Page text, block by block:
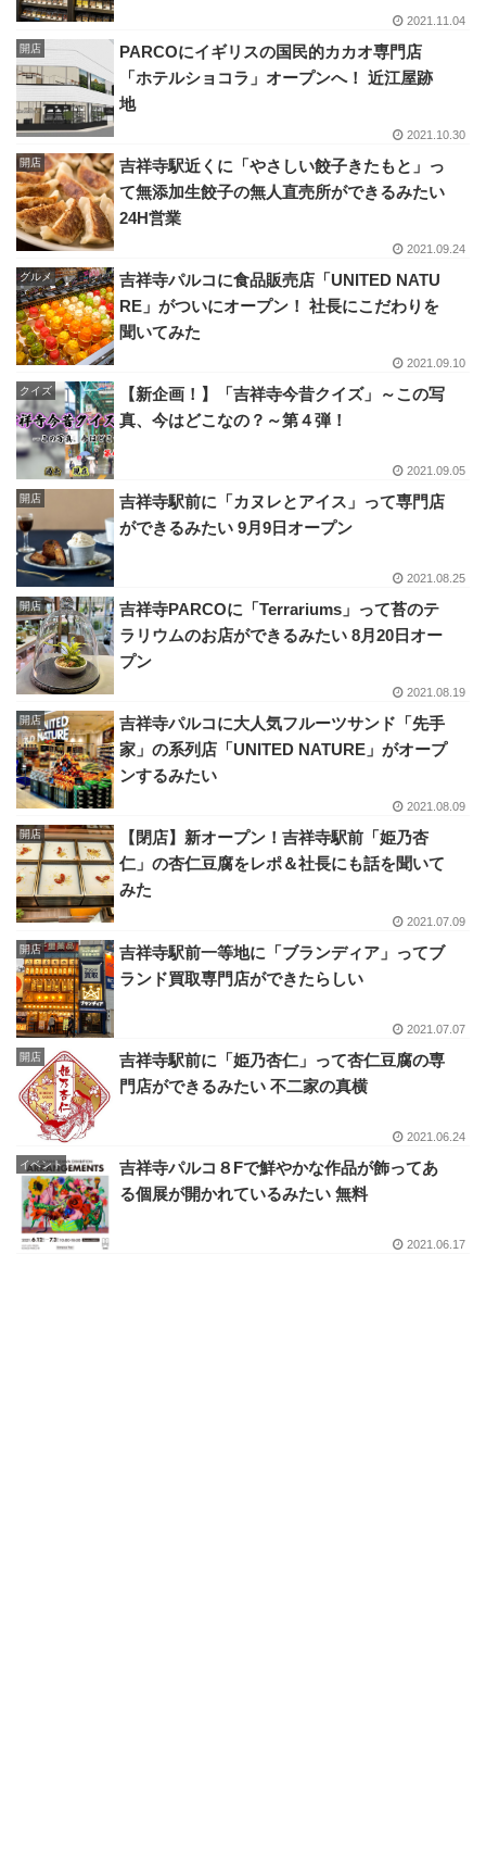
2021.11.04
開店
PARCOにイギリスの国民的カカオ専門店
「ホテルショコラ」オープンへ！ 近江屋跡
地
2021.10.30
開店
吉祥寺駅近くに「やさしい餃子きたもと」っ
て無添加生餃子の無人直売所ができるみたい
24H営業
2021.09.24
グルメ
吉祥寺パルコに食品販売店「UNITED NATU
RE」がついにオープン！ 社長にこだわりを
聞いてみた
2021.09.10
クイズ
【新企画！】「吉祥寺今昔クイズ」～この写
真、今はどこなの？～第４弾！
2021.09.05
開店
吉祥寺駅前に「カヌレとアイス」って専門店
ができるみたい 9月9日オープン
2021.08.25
開店
吉祥寺PARCOに「Terrariums」って苔のテ
ラリウムのお店ができるみたい 8月20日オー
プン
2021.08.19
開店
吉祥寺パルコに大人気フルーツサンド「先手
家」の系列店「UNITED NATURE」がオープ
ンするみたい
2021.08.09
開店
【閉店】新オープン！吉祥寺駅前「姫乃杏
仁」の杏仁豆腐をレポ＆社長にも話を聞いて
みた
2021.07.09
開店
吉祥寺駅前一等地に「ブランディア」ってブ
ランド買取専門店ができたらしい
2021.07.07
開店
吉祥寺駅前に「姫乃杏仁」って杏仁豆腐の専
門店ができるみたい 不二家の真横
2021.06.24
イベント
吉祥寺パルコ８Fで鮮やかな作品が飾ってあ
る個展が開かれているみたい 無料
2021.06.17